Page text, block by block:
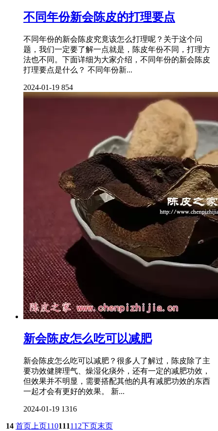
不同年份新会陈皮的打理要点
不同年份的新会陈皮究竟该怎么打理呢？关于这个问
题，我们一定要了解一点就是，陈皮年份不同，打理方
法也不同。下面详细为大家介绍，不同年份的新会陈皮
打理要点是什么？ 不同年份新...
2024-01-19 854
新会陈皮怎么吃可以减肥
新会陈皮怎么吃可以减肥？很多人了解过，陈皮除了主
要功效健脾理气、燥湿化痰外，还有一定的减肥功效，
但效果并不明显，需要搭配其他的具有减肥功效的东西
一起才会有更好的效果。 新...
2024-01-19 1316
14 首页 上页110111112下页末页